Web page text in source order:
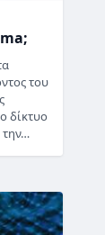
του
δίκτυο
την…